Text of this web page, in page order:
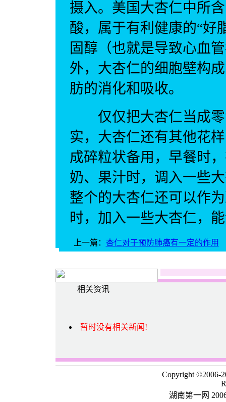
摄入。美国大杏仁中所
酸，属于有利健康的“好
固醇（也就是导致心血
外，大杏仁的细胞壁构
肪的消化和吸收。
仅仅把大杏仁当成零
实，大杏仁还有其他花
成碎粒状备用，早餐时
奶、果汁时，调入一些
整个的大杏仁还可以作
时，加入一些大杏仁，
上一篇： 杏仁对于预防肺癌有一定的作用
相关资讯
暂时没有相关新闻!
Copyright ©2006-
湖南第一网